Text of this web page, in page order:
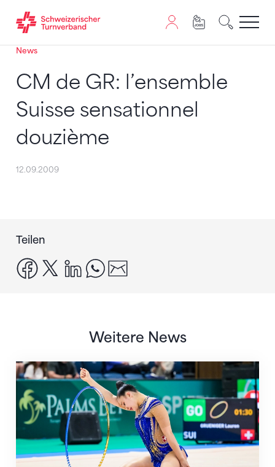
Zum Inhalt springen
Zur Sitemap navigieren
Zum Navigieren dieser Seite wird JavaScript benötigt.
News
CM de GR: l’ensemble
Suisse sensationnel
douzième
12.09.2009
Teilen
facebook
x linkedinwhatsapp
Weitere News
Nächster Halt: Weltmeisterschaft